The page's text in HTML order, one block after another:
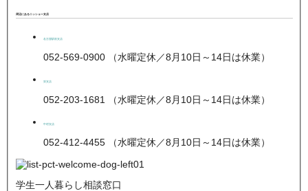
周辺にあるニッショー支店
名古屋駅前支店
052-569-0900 （水曜定休／8月10日～14日は休業）
栄支店
052-203-1681 （水曜定休／8月10日～14日は休業）
中村支店
052-412-4455 （水曜定休／8月10日～14日は休業）
学生一人暮らし相談窓口